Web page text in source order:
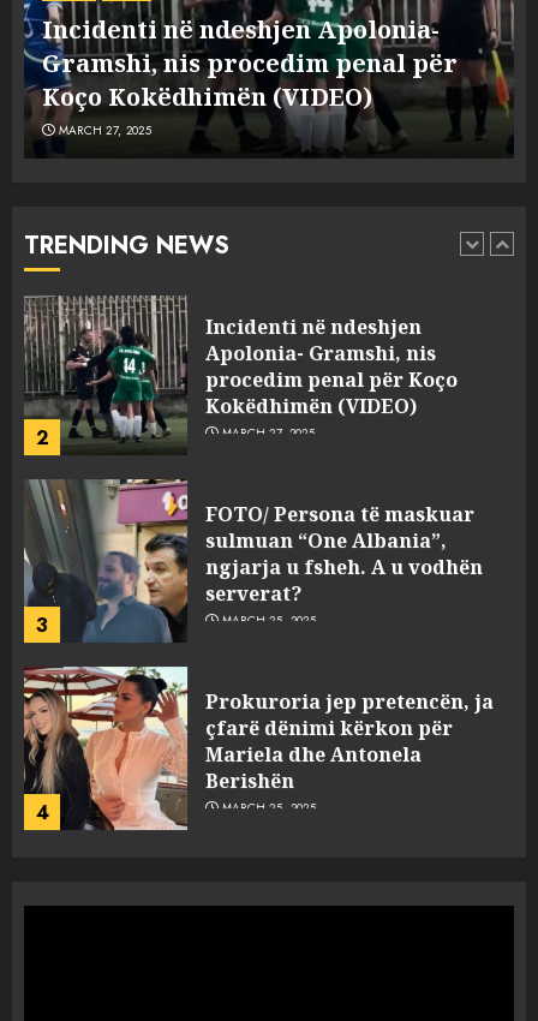
Incidenti në ndeshjen Apolonia-
Gramshi, nis procedim penal për
Koço Kokëdhimën (VIDEO)
MARCH 27, 2025
TRENDING NEWS
1
“bosen” Joana Nano për
abuzim me fondet publike dhe
pasuri të pajustifikuar
JULY 24, 2025
2
Incidenti në ndeshjen
MARCH 27, 2025
3
FOTO/ Persona të maskuar
sulmuan “One Albania”,
ngjarja u fsheh. A u vodhën
serverat?
MARCH 25, 2025
4
Prokuroria jep pretencën, ja
çfarë dënimi kërkon për
Mariela dhe Antonela
Berishën
MARCH 25, 2025
5
“Ai që drejtonte makinën më
ngjau me Talo Çelën”,
dëshmia e Nuredin Dumanit
flet për PERSONAT që e
plagosën!